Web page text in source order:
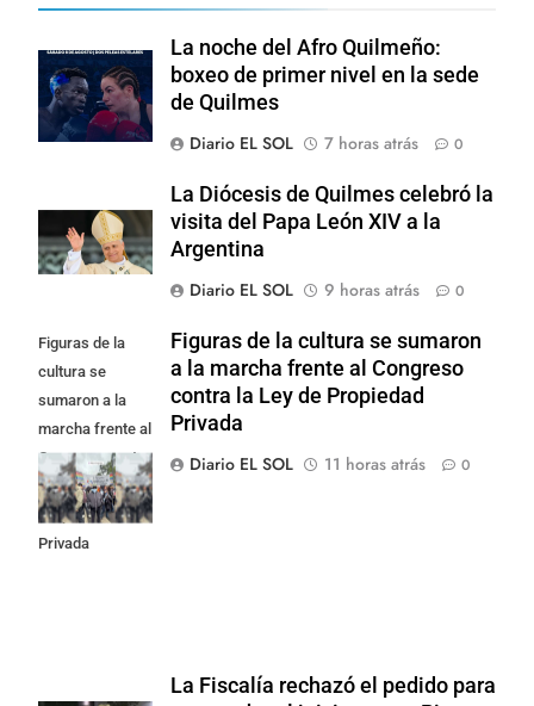
La noche del Afro Quilmeño:
boxeo de primer nivel en la sede
de Quilmes
Diario EL SOL
7 horas atrás 0
La Diócesis de Quilmes celebró la
visita del Papa León XIV a la
Argentina
Diario EL SOL
9 horas atrás 0
Figuras de la
cultura se
sumaron a la
marcha frente al
Congreso contra
la Ley de
Propiedad
Privada
Figuras de la cultura se sumaron
a la marcha frente al Congreso
contra la Ley de Propiedad
Privada
Diario EL SOL
11 horas atrás 0
La Fiscalía rechazó el pedido para